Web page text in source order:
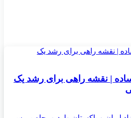
۷ اقدام ساده | نقشه راهی برای رشد یک